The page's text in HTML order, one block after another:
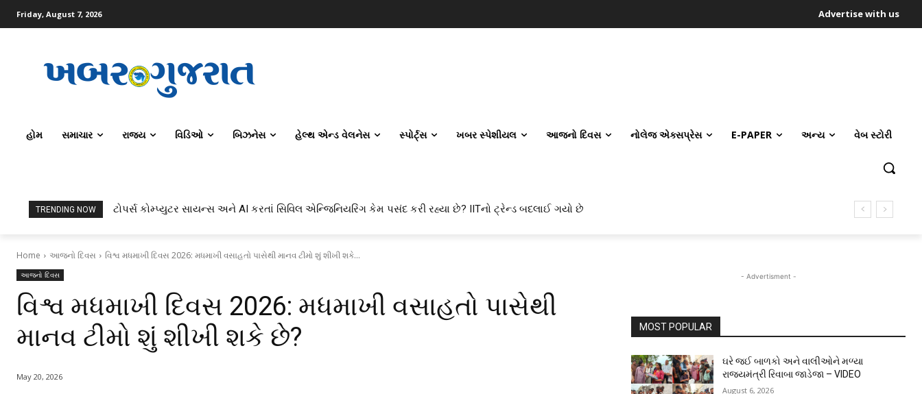
Friday, August 7, 2026 Advertise with us
હોમ સમાચાર રાજ્ય વિડિઓ બિઝનેસ હેલ્થ એન્ડ વેલનેસ સ્પોર્ટ્સ ખબર સ્પેશીયલ આજનો દિવસ નોલેજ એક્સપ્રેસ E-PAPER અન્ય વેબ સ્ટોરી
TRENDING NOW ધુડશિયા ગામની સીમમાંથી શંકાસ્પદ ભેળસેળયુક્ત ઘીનો જથ્થો ઝડપાયો
Home આજનો દિવસ વિશ્વ મધમાખી દિવસ 2026: મધમાખી વસાહતો પાસેથી માનવ ટીમો શું શીખી શકે...
આજનો દિવસ
વિશ્વ મધમાખી દિવસ 2026: મધમાખી વસાહતો પાસેથી
માનવ ટીમો શું શીખી શકે છે?
May 20, 2026
- Advertisment -
MOST POPULAR
ઘરે જઈ બાળકો અને વાલીઓને મળ્યા
રાજ્યમંત્રી રિવાબા જાડેજા – VIDEO
August 6, 2026